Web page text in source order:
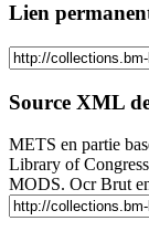
Lien
Source XML
METS en partie
Library of
MODS. Ocr Brut